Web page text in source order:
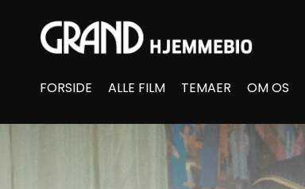
Accessibility Links
FORSIDE ALLE FILM TEMAER OM OS